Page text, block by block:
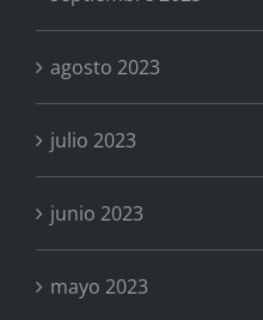
agosto 2023
julio 2023
junio 2023
mayo 2023